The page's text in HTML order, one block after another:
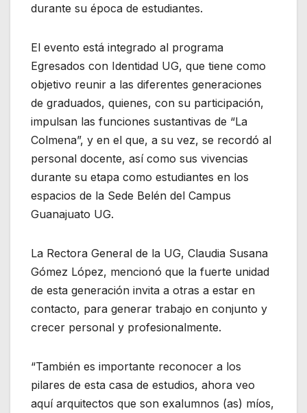
durante su época de estudiantes.
El evento está integrado al programa
Egresados con Identidad UG, que tiene como
objetivo reunir a las diferentes generaciones
de graduados, quienes, con su participación,
impulsan las funciones sustantivas de “La
Colmena”, y en el que, a su vez, se recordó al
personal docente, así como sus vivencias
durante su etapa como estudiantes en los
espacios de la Sede Belén del Campus
Guanajuato UG.
La Rectora General de la UG, Claudia Susana
Gómez López, mencionó que la fuerte unidad
de esta generación invita a otras a estar en
contacto, para generar trabajo en conjunto y
crecer personal y profesionalmente.
“También es importante reconocer a los
pilares de esta casa de estudios, ahora veo
aquí arquitectos que son exalumnos (as) míos,